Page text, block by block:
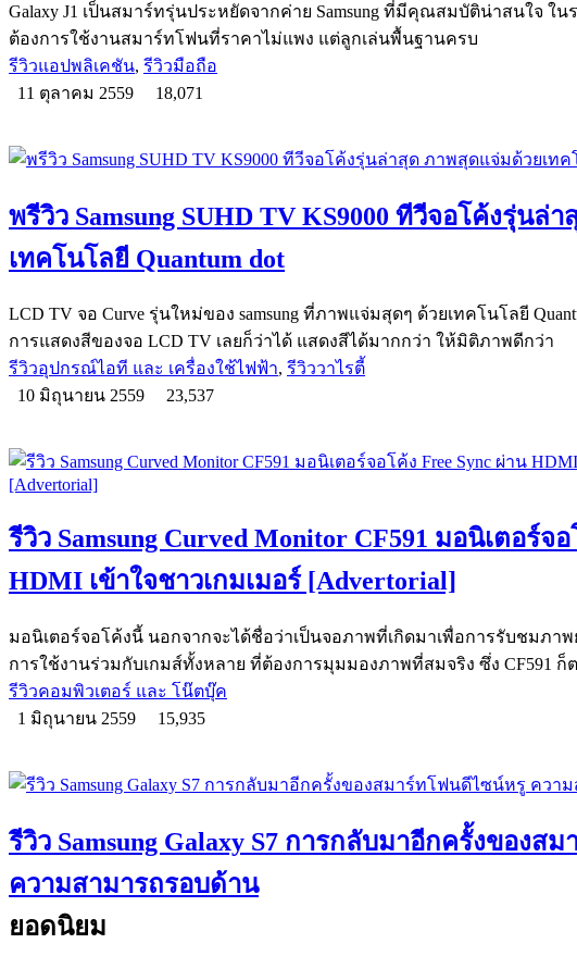
Galaxy J1 เป็นสมาร์ทรุ่นประหยัดจากค่าย Samsung ที่มีคุณสมบัติน่าสนใจ ใ
ต้องการใช้งานสมาร์ทโฟนที่ราคาไม่แพง แต่ลูกเล่นพื้นฐานครบ
รีวิวแอปพลิเคชัน, รีวิวมือถือ
11 ตุลาคม 2559
18,071
พรีวิว Samsung SUHD TV KS9000 ทีวีจอโค้งรุ่น
เทคโนโลยี Quantum dot
LCD TV จอ Curve รุ่นใหม่ของ samsung ที่ภาพแจ่มสุดๆ ด้วยเทคโนโลยี
การแสดงสีของจอ LCD TV เลยก็ว่าได้ แสดงสีได้มากกว่า ให้มิติภาพดีกว่า
รีวิวอุปกรณ์ไอที และ เครื่องใช้ไฟฟ้า, รีวิววาไรตี้
10 มิถุนายน 2559
23,537
รีวิว Samsung Curved Monitor CF591 มอนิเตอร์จ
HDMI เข้าใจชาวเกมเมอร์ [Advertorial]
มอนิเตอร์จอโค้งนี้ นอกจากจะได้ชื่อว่าเป็นจอภาพที่เกิดมาเพื่อการรับชมภา
การใช้งานร่วมกับเกมส์ทั้งหลาย ที่ต้องการมุมมองภาพที่สมจริง ซึ่ง CF591 ก็
รีวิวคอมพิวเตอร์ และ โน๊ตบุ๊ค
1 มิถุนายน 2559
15,935
รีวิว Samsung Galaxy S7 การกลับมาอีกครั้งของส
ความสามารถรอบด้าน
ยอดนิยม